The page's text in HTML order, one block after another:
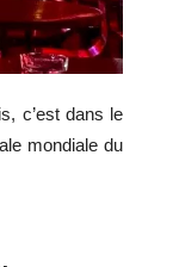
c’est dans le
mondiale du